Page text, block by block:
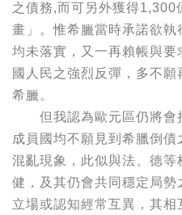
之債務,而可另外獲得1,300
畫」。惟希臘當時承諾欲
均未落實，又一再賴帳與
國人民之強烈反彈，多不
希臘。
但我認為歐元區仍將會
成員國均不願見到希臘倒
混亂現象，此似與法、德
健，及其仍會共同穩定局勢
立場或認知經常互異，其